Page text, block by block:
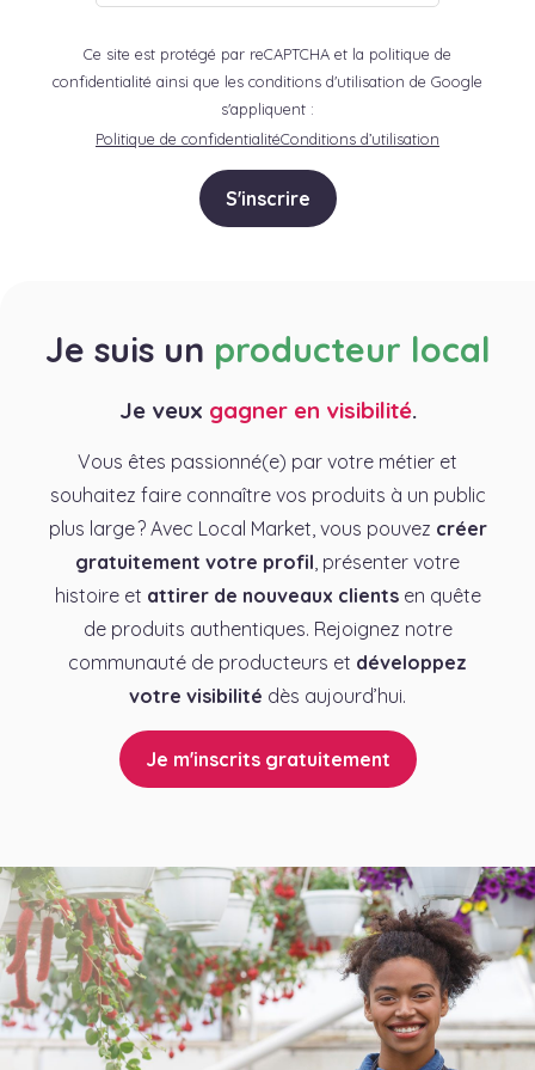
Ce site est protégé par reCAPTCHA et la politique de
confidentialité ainsi que les conditions d'utilisation de Google
s'appliquent :
Politique de confidentialitéConditions d’utilisation
S'inscrire
Je suis un producteur local
Je veux gagner en visibilité.
Vous êtes passionné(e) par votre métier et
souhaitez faire connaître vos produits à un public
plus large ? Avec Local Market, vous pouvez créer
gratuitement votre profil , présenter votre
histoire et attirer de nouveaux clientsen quête
de produits authentiques. Rejoignez notre
communauté de producteurs et développez
votre visibilité dès aujourd’hui.
Je m'inscrits gratuitement